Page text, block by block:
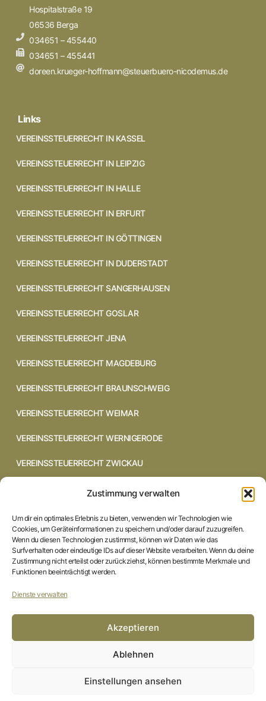
Zustimmung verwalten
Um dir ein optimales Erlebnis zu bieten, verwenden wir Technologien wie
Cookies, um Geräteinformationen zu speichern und/oder darauf zuzugreifen.
Wenn du diesen Technologien zustimmst, können wir Daten wie das
Surfverhalten oder eindeutige IDs auf dieser Website verarbeiten. Wenn du deine
Zustimmung nicht erteilst oder zurückziehst, können bestimmte Merkmale und
Funktionen beeinträchtigt werden.
Dienste verwalten
Akzeptieren
Ablehnen
Einstellungen ansehen
Hospitalstraße 19
06536 Berga
034651 – 455440
034651 – 455441
doreen.krueger-hoffmann@steuerbuero-nicodemus.de
Links
VEREINSSTEUERRECHT IN KASSEL
VEREINSSTEUERRECHT IN LEIPZIG
VEREINSSTEUERRECHT IN HALLE
VEREINSSTEUERRECHT IN ERFURT
VEREINSSTEUERRECHT IN GÖTTINGEN
VEREINSSTEUERRECHT IN DUDERSTADT
VEREINSSTEUERRECHT SANGERHAUSEN
VEREINSSTEUERRECHT GOSLAR
VEREINSSTEUERRECHT JENA
VEREINSSTEUERRECHT MAGDEBURG
VEREINSSTEUERRECHT BRAUNSCHWEIG
VEREINSSTEUERRECHT WEIMAR
VEREINSSTEUERRECHT WERNIGERODE
VEREINSSTEUERRECHT ZWICKAU
VEREINSSTEUERRECHT CHEMNITZ
VEREINSSTEUERRECHT COTTBUS
VEREINSSTEUERRECHT IN BRAUNSCHWEIG
STARTSEITE
COOKIE-RICHTLINIE (EU)